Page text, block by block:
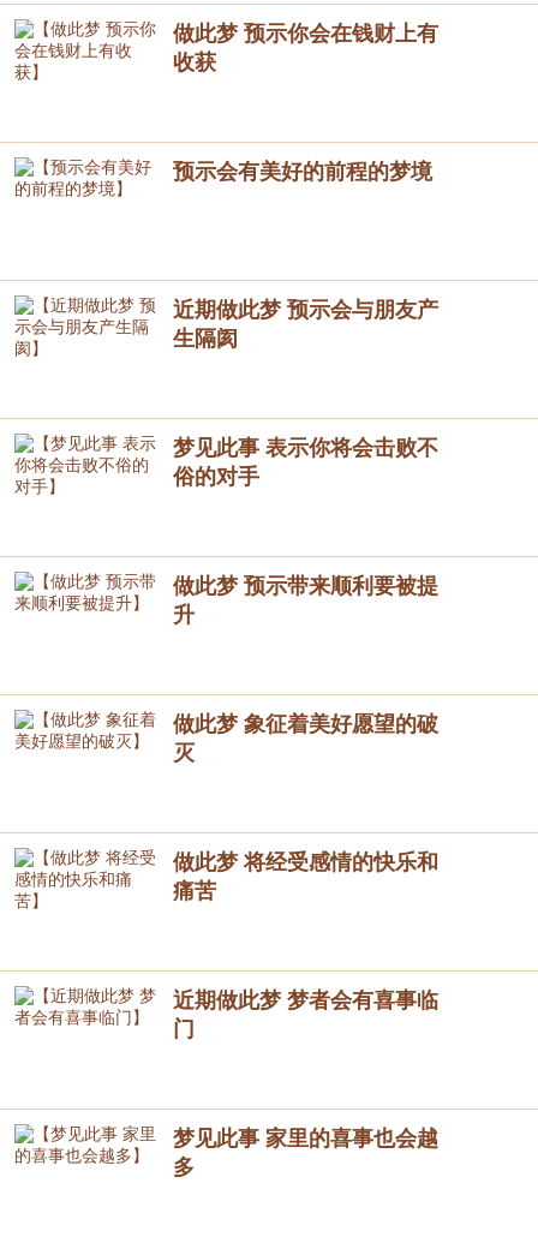
做此梦 预示你会在钱财上有
收获
预示会有美好的前程的梦境
近期做此梦 预示会与朋友产
生隔阂
梦见此事 表示你将会击败不
俗的对手
做此梦 预示带来顺利要被提
升
做此梦 象征着美好愿望的破
灭
做此梦 将经受感情的快乐和
痛苦
近期做此梦 梦者会有喜事临
门
梦见此事 家里的喜事也会越
多